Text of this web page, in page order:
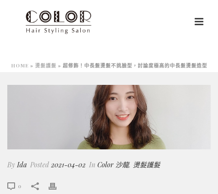
HOME » 燙髮護髮 » 超修飾！中長髮燙髮不挑臉型，討論度極高的中長髮燙髮造型
ByIda Posted 2021-04-02 In Color 沙龍, 燙髮護髮
0